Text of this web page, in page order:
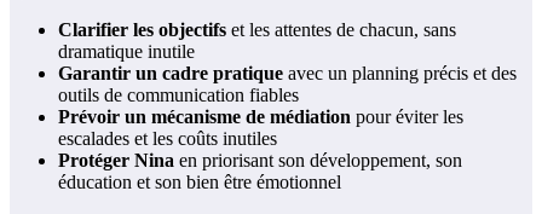
Clarifier les objectifs et les attentes de chacun, sans
dramatique inutile
Garantir un cadre pratique avec un planning précis et des
outils de communication fiables
Prévoir un mécanisme de médiation pour éviter les
escalades et les coûts inutiles
Protéger Nina en priorisant son développement, son
éducation et son bien être émotionnel